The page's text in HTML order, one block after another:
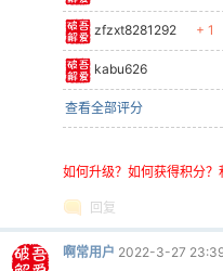
zfzxt8281292 + 1
kabu626
查看全部评分
如何升级？如何获得积分？
回复
啊常用户 2022-3-27